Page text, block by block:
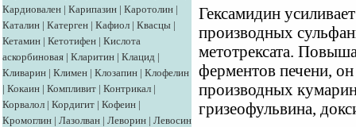
Кардиовален | Карипазин | Каротолин |
Каталин | Катерген | Кафиол | Квасцы |
Кетамин | Кетотифен | Кислота
аскорбиновая | Кларитин | Клацид |
Кливарин | Климен | Клозапин | Клофелин
| Кокаин | Компливит | Контрикал |
Корвалол | Кордигит | Кофеин |
Кромоглин | Лазолван | Леворин | Левосин
Гексамидин
производных
метотрексата.
ферментов печени,
производных
гризеофульвина,